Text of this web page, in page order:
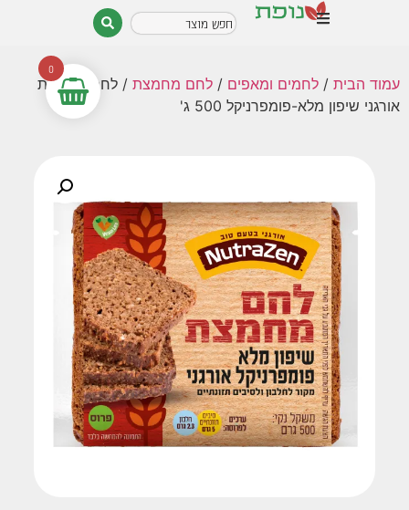
עמוד הבית / לחמים ומאפים / לחם מחמצת / לחם מחמצת
אורגני שיפון מלא-פומפרניקל 500 ג'
0